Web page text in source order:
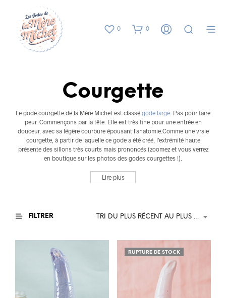
0 0
Courgette
Le gode courgette de la Mère Michet est classé gode large . Pas pour faire
peur. Commençons par la tête. Elle est très fine pour une entrée en
douceur, avec sa légère courbure épousant l’anatomie.Comme une vraie
courgette, à partir de laquelle ce gode a été créé, l’extrémité haute
présente des sillons très courts mais prononcés (zoomez et vous verrez
en boutique sur les photos des godes courgettes !).
Lire plus
FILTRER TRI DU PLUS RÉCENT AU PLUS ANCIEN
RUPTURE DE STOCK